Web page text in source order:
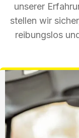
unserer
stellen wir
reibungslos